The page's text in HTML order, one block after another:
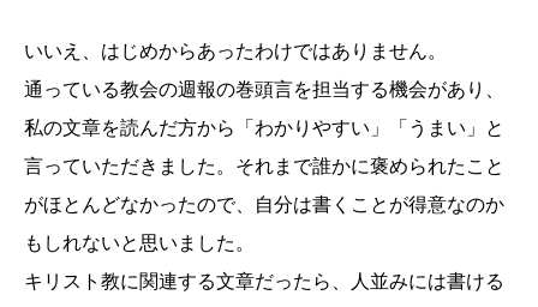
いいえ、はじめからあったわけではありません。
通っている教会の週報の巻頭言を担当する機会があり、
私の文章を読んだ方から「わかりやすい」「うまい」と
言っていただきました。それまで誰かに褒められたこと
がほとんどなかったので、自分は書くことが得意なのか
もしれないと思いました。
キリスト教に関連する文章だったら、人並みには書ける